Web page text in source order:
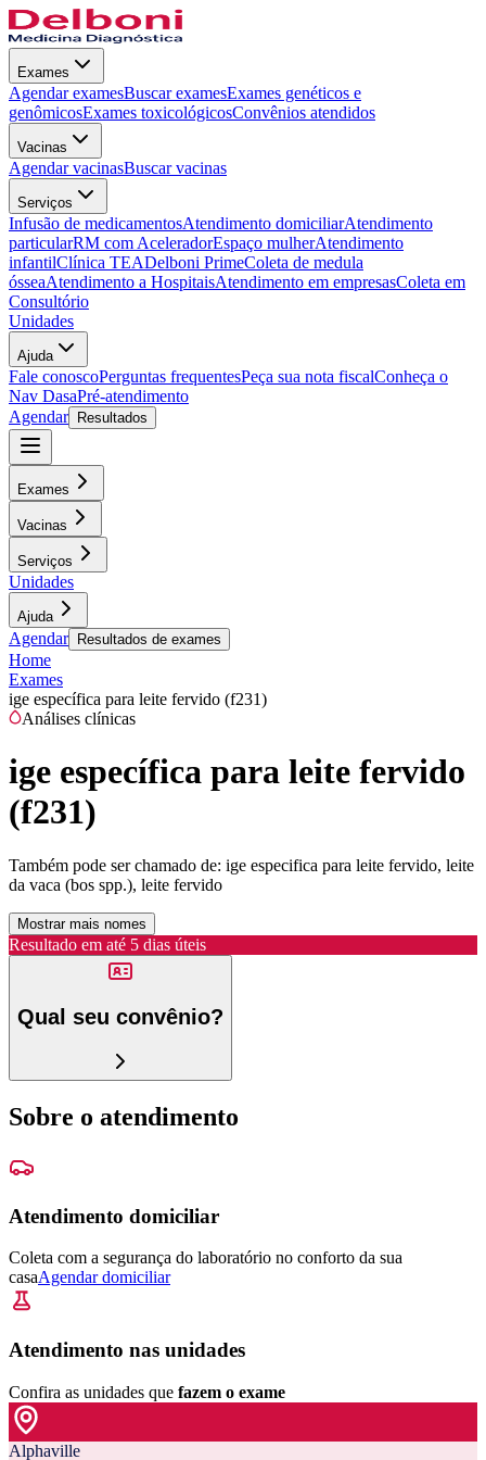
Exames
Agendar examesBuscar examesExames genéticos e
genômicosExames toxicológicosConvênios atendidos
Vacinas
Agendar vacinasBuscar vacinas
Serviços
Infusão de medicamentosAtendimento domiciliarAtendimento
particularRM com AceleradorEspaço mulherAtendimento
infantilClínica TEADelboni PrimeColeta de medula
ósseaAtendimento a HospitaisAtendimento em empresasColeta em
Consultório
Unidades
Ajuda
Fale conoscoPerguntas frequentesPeça sua nota fiscalConheça o
Nav DasaPré-atendimento
Agendar
Resultados
Exames
Vacinas
Serviços
Unidades
Ajuda
Agendar Resultados de exames
Home
Exames
ige específica para leite fervido (f231)
Análises clínicas
ige específica para leite fervido
(f231)
Também pode ser chamado de: ige especifica para leite fervido, leite
da vaca (bos spp.), leite fervido
Mostrar mais nomes
Resultado em até 5 dias úteis
Qual seu convênio?
Sobre o atendimento
Atendimento domiciliar
Coleta com a segurança do laboratório no conforto da sua
casaAgendar domiciliar
Atendimento nas unidades
Confira as unidades que fazem o exame
Alphaville